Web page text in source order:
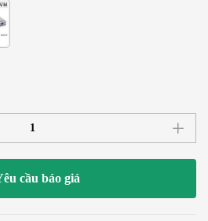
KVM Extender
HDMI KVM IP Extender
cầu báo giá